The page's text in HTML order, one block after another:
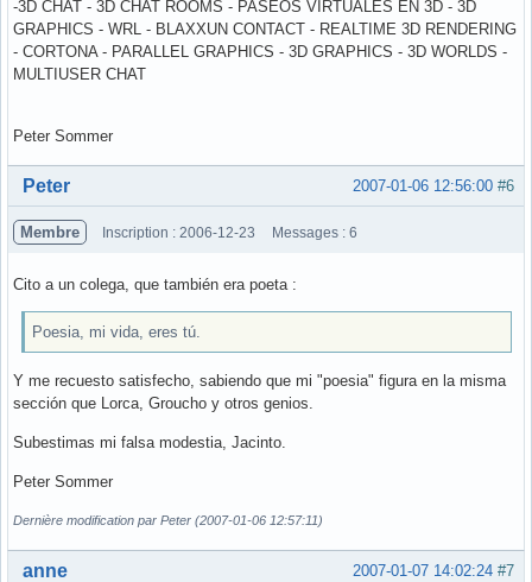
Peter Sommer
Hors ligne #6
2007-01-06 12:56:00
Peter
Membre Inscription : 2006-12-23 Messages : 6
Cito a un colega, que también era poeta :
Poesia, mi vida, eres tú.
Y me recuesto satisfecho, sabiendo que mi "poesia" figura en la misma
sección que Lorca, Groucho y otros genios.
Subestimas mi falsa modestia, Jacinto.
Peter Sommer
Dernière modification par Peter (2007-01-06 12:57:11)
Hors ligne #7
2007-01-07 14:02:24
anne